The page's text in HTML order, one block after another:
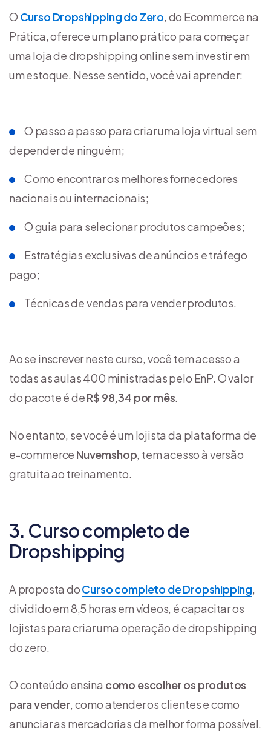
O Curso Dropshipping do Zero, do Ecommerce na
Prática, oferece um plano prático para começar
uma loja de dropshipping online sem investir em
um estoque. Nesse sentido, você vai aprender:
O passo a passo para criar uma loja virtual sem
depender de ninguém;
Como encontrar os melhores fornecedores
nacionais ou internacionais;
O guia para selecionar produtos campeões;
Estratégias exclusivas de anúncios e tráfego
pago;
Técnicas de vendas para vender produtos.
Ao se inscrever neste curso, você tem acesso a
todas as aulas 400 ministradas pelo EnP. O valor
do pacote é deR$ 98,34 por mês.
No entanto, se você é um lojista da plataforma de
e-commerce Nuvemshop, tem acesso à versão
gratuita ao treinamento.
3. Curso completo de
Dropshipping
A proposta doCurso completo de Dropshipping,
dividido em 8,5 horas em vídeos, é capacitar os
lojistas para criar uma operação de dropshipping
do zero.
O conteúdo ensina como escolher os produtos
para vender, como atender os clientes e como
anunciar as mercadorias da melhor forma possível.